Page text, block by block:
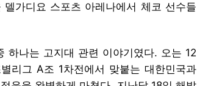
가디요 스포츠 아레나에서 체코 선수들
하나는 고지대 관련 이야기였다. 오는 12
리그 A조 1차전에서 맞붙는 대한민국과